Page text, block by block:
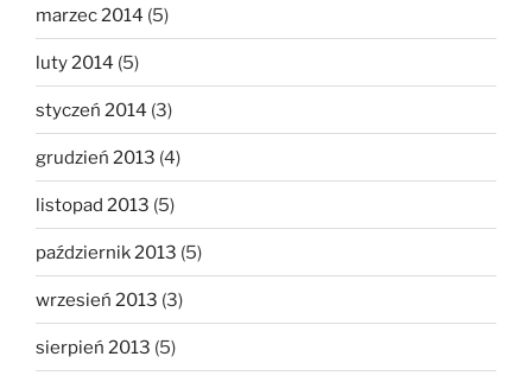
marzec 2014 (5)
luty 2014 (5)
styczeń 2014 (3)
grudzień 2013 (4)
listopad 2013 (5)
październik 2013 (5)
wrzesień 2013 (3)
sierpień 2013 (5)